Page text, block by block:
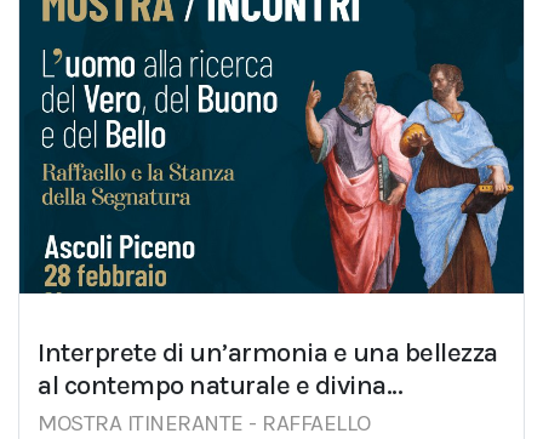
Interprete di un’armonia e una bellezza
al contempo naturale e divina...
MOSTRA ITINERANTE - RAFFAELLO